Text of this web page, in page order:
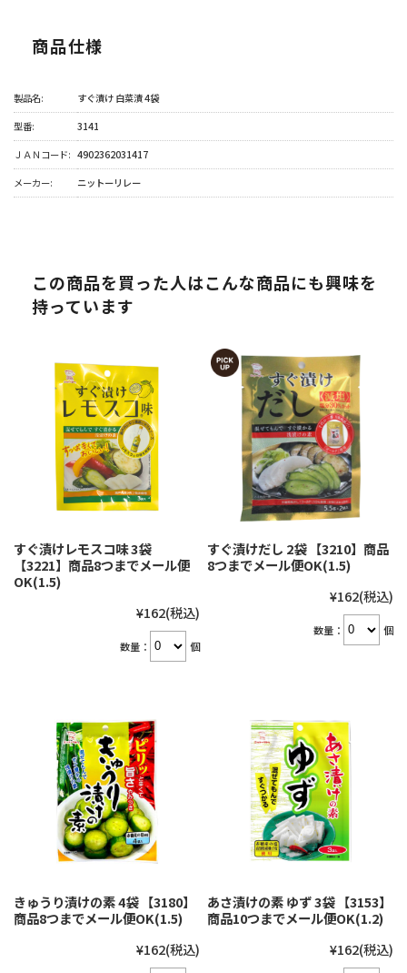
商品仕様
製品名: すぐ漬け 白菜漬 4袋
型番: 3141
ＪＡＮコード: 4902362031417
メーカー: ニットーリレー
この商品を買った人はこんな商品にも興味を
持っています
すぐ漬けレモスコ味 3袋
【3221】商品8つまでメール便
OK(1.5)
¥162(税込)
数量： 個
すぐ漬けだし 2袋 【3210】商品
8つまでメール便OK(1.5)
¥162(税込)
数量： 個
きゅうり漬けの素 4袋 【3180】
商品8つまでメール便OK(1.5)
¥162(税込)
あさ漬けの素 ゆず 3袋 【3153】
商品10つまでメール便OK(1.2)
¥162(税込)